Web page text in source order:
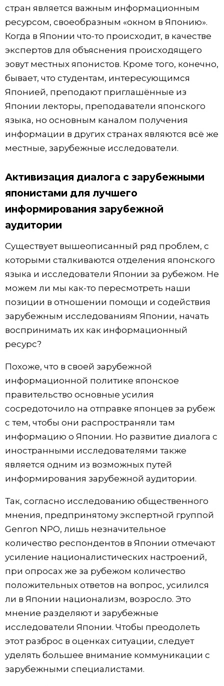
стран является важным информационным
ресурсом, своеобразным «окном в Японию».
Когда в Японии что-то происходит, в качестве
экспертов для объяснения происходящего
зовут местных японистов. Кроме того, конечно,
бывает, что студентам, интересующимся
Японией, преподают приглашённые из
Японии лекторы, преподаватели японского
языка, но основным каналом получения
информации в других странах являются всё же
местные, зарубежные исследователи.
Активизация диалога с зарубежными
японистами для лучшего
информирования зарубежной
аудитории
Существует вышеописанный ряд проблем, с
которыми сталкиваются отделения японского
языка и исследователи Японии за рубежом. Не
можем ли мы как-то пересмотреть наши
позиции в отношении помощи и содействия
зарубежным исследованиям Японии, начать
воспринимать их как информационный
ресурс?
Похоже, что в своей зарубежной
информационной политике японское
правительство основные усилия
сосредоточило на отправке японцев за рубеж
с тем, чтобы они распространяли там
информацию о Японии. Но развитие диалога с
иностранными исследователями также
является одним из возможных путей
информирования зарубежной аудитории.
Так, согласно исследованию общественного
мнения, предпринятому экспертной группой
Genron NPO, лишь незначительное
количество респондентов в Японии отмечают
усиление националистических настроений,
при опросах же за рубежом количество
положительных ответов на вопрос, усилился
ли в Японии национализм, возросло. Это
мнение разделяют и зарубежные
исследователи Японии. Чтобы преодолеть
этот разброс в оценках ситуации, следует
уделять большее внимание коммуникации с
зарубежными специалистами.